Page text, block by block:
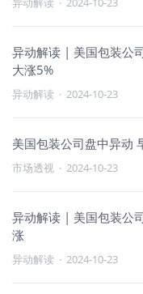
异动解读 | 美国包装公
大涨5%
异动解读 · 2024-10-23
美国包装公司盘中异动
市场透视 · 2024-10-23
异动解读 | 美国包装公
涨
异动解读 · 2024-10-23